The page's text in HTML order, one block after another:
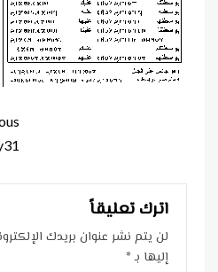
اترك تعليقاً
لن يتم نشر عنوان بريدك
إليها بـ*